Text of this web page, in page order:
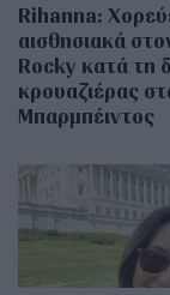
Rihanna:
αισθησιακά
Rocky κατά τη
κρουαζιέρας
Μπαρμπέιντος